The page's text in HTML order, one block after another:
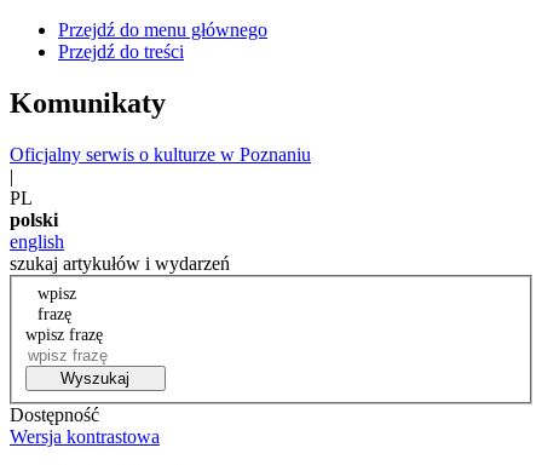
Przejdź do menu głównego
Przejdź do treści
Komunikaty
Oficjalny serwis o kulturze w Poznaniu
|
PL
polski
english
szukaj artykułów i wydarzeń
wpisz
frazę
wpisz frazę
Wyszukaj
Dostępność
Wersja kontrastowa